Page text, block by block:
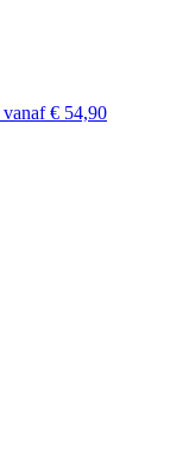
vanaf € 54,90